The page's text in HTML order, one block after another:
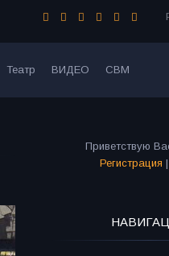
Театр ВИДЕО СВМ
Приветствую
Регистрация |